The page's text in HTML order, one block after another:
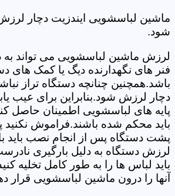
ماشین لباسشویی ایندزیت دچار
شود.
لرزش ماشین لباسشویی می تواند
فنر های نگهدارنده دیگ یا کمک های
باشد.همچنین چنانچه دستگاه تراز
دچار لرزش شود.بنابراین برای عیب
پایه های لباسشویی اطمینان حاصل
باید محکم شده باشند.فراموش نکنید
پشت دستگاه پس از انجام نصب باید
لرزش دستگاه به دلیل بارگیری
باید لباس ها را به طور کامل تخلیه
آنها را درون ماشین لباسشویی قرار